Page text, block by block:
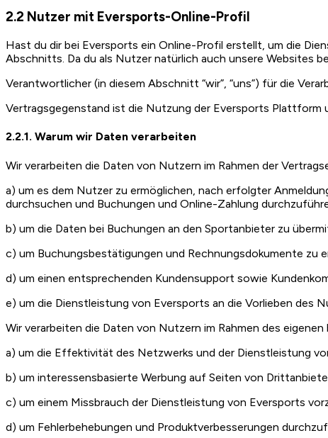
2.2 Nutzer mit Eversports-Online-Profil
Hast du dir bei Eversports ein Online-Profil erstellt, um die
Abschnitts. Da du als Nutzer natürlich auch unsere Websites
Verantwortlicher (in diesem Abschnitt “wir”, “uns”) für die
Vertragsgegenstand ist die Nutzung der Eversports Plattform
2.2.1. Warum wir Daten verarbeiten
Wir verarbeiten die Daten von Nutzern im Rahmen der
a) um es dem Nutzer zu ermöglichen, nach erfolgter
durchsuchen und Buchungen und Online-Zahlung
b) um die Daten bei Buchungen an den Sportanbieter zu
c) um Buchungsbestätigungen und Rechnungsdokumente zu
d) um einen entsprechenden Kundensupport sowie
e) um die Dienstleistung von Eversports an die Vorlieben des
Wir verarbeiten die Daten von Nutzern im Rahmen des
a) um die Effektivität des Netzwerks und der Dienstleistung
b) um interessensbasierte Werbung auf Seiten von
c) um einem Missbrauch der Dienstleistung von Eversports
d) um Fehlerbehebungen und Produktverbesserungen